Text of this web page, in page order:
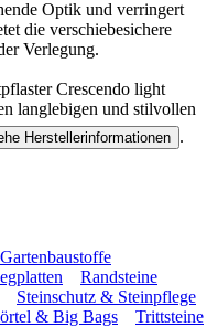
Optik und verringert
die verschiebesichere
Verlegung.
Crescendo light
langlebigen und stilvollen
Herstellerinformationen .
Gartenbaustoffe
Randsteine
Steinschutz & Steinpflege
& Big Bags Trittsteine